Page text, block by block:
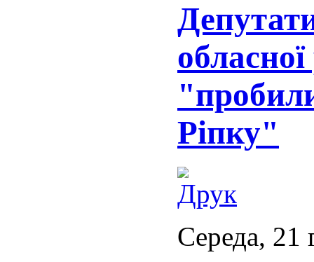
Ріпку"
Середа, 21